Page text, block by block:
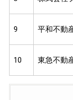
9 平和不動
10 東急不動